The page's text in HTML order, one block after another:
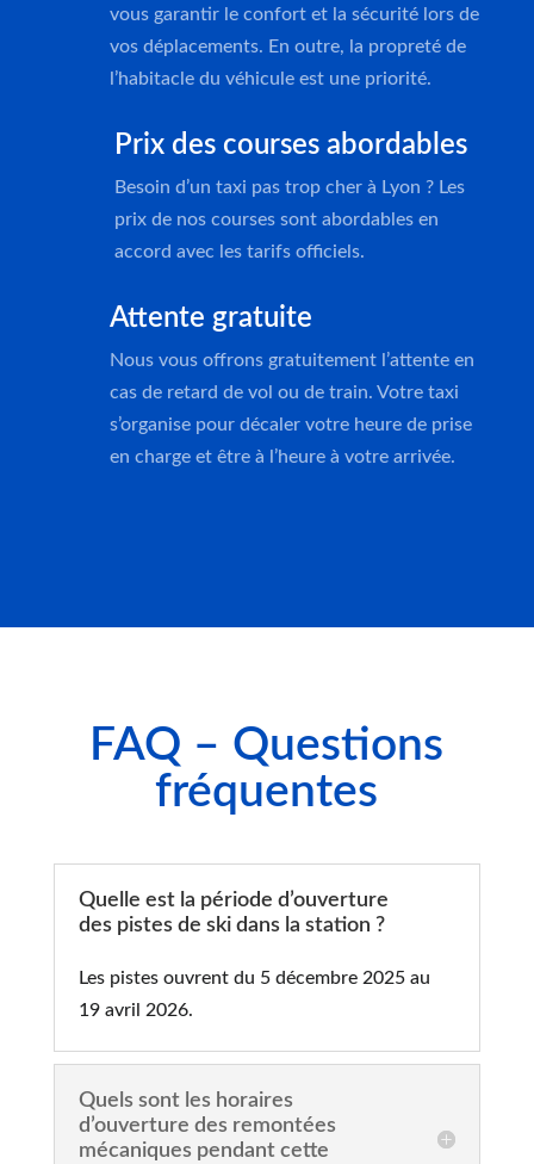
vous garantir le confort et la sécurité lors de
vos déplacements. En outre, la propreté de
l’habitacle du véhicule est une priorité.
Prix des courses abordables
Besoin d’un taxi pas trop cher à Lyon ? Les
prix de nos courses sont abordables en
accord avec les tarifs officiels.
Attente gratuite
Nous vous offrons gratuitement l’attente en
cas de retard de vol ou de train. Votre taxi
s’organise pour décaler votre heure de prise
en charge et être à l’heure à votre arrivée.
FAQ – Questions
fréquentes
Quelle est la période d’ouverture
des pistes de ski dans la station ?
Les pistes ouvrent du 5 décembre 2025 au
19 avril 2026.
Quels sont les horaires
d’ouverture des remontées
mécaniques pendant cette